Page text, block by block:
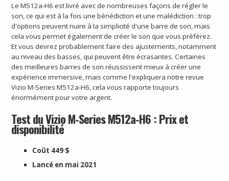
Le M512a-H6 est livré avec de nombreuses façons de régler le
son, ce qui est à la fois une bénédiction et une malédiction : trop
d'options peuvent nuire à la simplicité d'une barre de son, mais
cela vous permet également de créer le son que vous préférez.
Et vous devrez probablement faire des ajustements, notamment
au niveau des basses, qui peuvent être écrasantes. Certaines
des meilleures barres de son réussissent mieux à créer une
expérience immersive, mais comme l'expliquera notre revue
Vizio M-Series M512a-H6, cela vous rapporte toujours
énormément pour votre argent.
Test du Vizio M-Series M512a-H6 : Prix et
disponibilité
Coût 449 $
Lancé en mai 2021